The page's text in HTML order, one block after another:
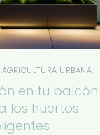
URBANA
en tu balcón:
los huertos